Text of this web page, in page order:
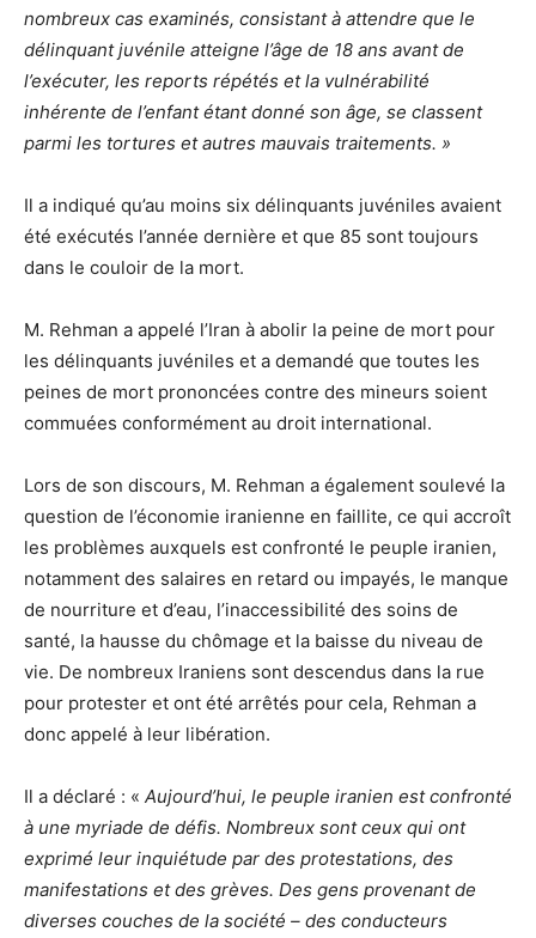
nombreux cas examinés, consistant à attendre que le
délinquant juvénile atteigne l’âge de 18 ans avant de
l’exécuter, les reports répétés et la vulnérabilité
inhérente de l’enfant étant donné son âge, se classent
parmi les tortures et autres mauvais traitements. »
Il a indiqué qu’au moins six délinquants juvéniles avaient
été exécutés l’année dernière et que 85 sont toujours
dans le couloir de la mort.
M. Rehman a appelé l’Iran à abolir la peine de mort pour
les délinquants juvéniles et a demandé que toutes les
peines de mort prononcées contre des mineurs soient
commuées conformément au droit international.
Lors de son discours, M. Rehman a également soulevé la
question de l’économie iranienne en faillite, ce qui accroît
les problèmes auxquels est confronté le peuple iranien,
notamment des salaires en retard ou impayés, le manque
de nourriture et d’eau, l’inaccessibilité des soins de
santé, la hausse du chômage et la baisse du niveau de
vie. De nombreux Iraniens sont descendus dans la rue
pour protester et ont été arrêtés pour cela, Rehman a
donc appelé à leur libération.
Il a déclaré : « Aujourd’hui, le peuple iranien est confronté
à une myriade de défis. Nombreux sont ceux qui ont
exprimé leur inquiétude par des protestations, des
manifestations et des grèves. Des gens provenant de
diverses couches de la société – des conducteurs